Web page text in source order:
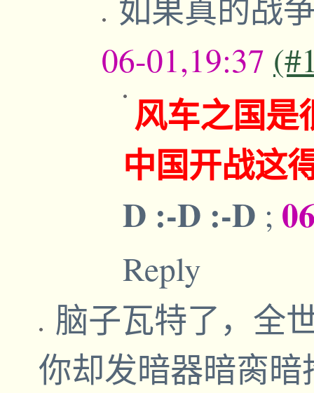
如果真的战
06-01,19:37
风车之国是
中国开战这
D :-D :-D ;
Reply
脑子瓦特了，全
你却发暗器暗脔